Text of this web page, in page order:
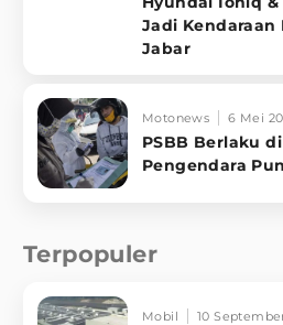
Jadi Kendaraan
Jabar
Motonews 6 Mei
PSBB Berlaku
Pengendara
Terpopuler
Mobil 10